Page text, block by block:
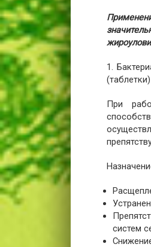
1.
(таблетки)
При
систем